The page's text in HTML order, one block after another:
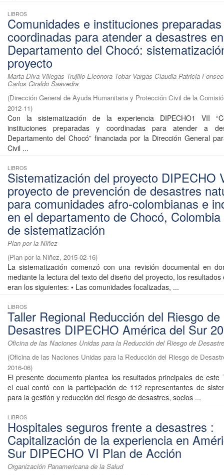
LIBROS
Comunidades e instituciones
coordinadas para atender a desastres
Departamento del Chocó:
proyecto
Marta Diva Villegas Trujillo Eleonora Tobar Vargas Claudia Patricia
Carlos Giraldo Saavedra
(Dirección General de Ayuda Humanitaria y Protección Civil de la
2012-11)
Con la sistematización de la experiencia DIPECHO1 VII
instituciones preparadas y coordinadas para atender a
Departamento del Chocó” financiada por la Dirección General
Civil ...
LIBROS
Sistematización del proyecto DIPECHO
proyecto de prevención de desastres
para comunidades afro-colombianas e
en el departamento de Chocó,
de sistematización
Plan por la Niñez
(Plan por la Niñez, 2015-02-16)
La sistematización comenzó con una revisión documental en
mediante la lectura del texto del diseño del proyecto, los resultados
eran los siguientes: • Las comunidades focalizadas, ...
LIBROS
Taller Regional Reducción del Riesgo de
Desastres DIPECHO América del Sur
Oficina de las Naciones Unidas para la Reducción del Riesgo de
(Oficina de las Naciones Unidas para la Reducción del Riesgo de
2016-06)
El presente documento plantea los resultados principales de este
el cual contó con la participación de 112 representantes de
para la gestión y reducción del riesgo de desastres, socios ...
LIBROS
Hospitales seguros frente a desastres :
Capitalización de la experiencia en
Sur DIPECHO VI Plan de Acción
Organización Panamericana de la Salud